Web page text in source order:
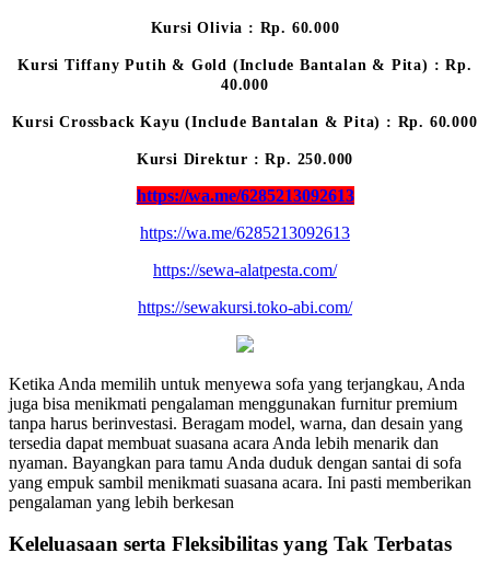
Kursi Olivia : Rp. 60.000
Kursi Tiffany Putih & Gold (Include Bantalan & Pita) : Rp.
40.000
Kursi Crossback Kayu (Include Bantalan & Pita) : Rp. 60.000
Kursi Direktur : Rp. 250.000
https://wa.me/6285213092613
https://wa.me/6285213092613
https://sewa-alatpesta.com/
https://sewakursi.toko-abi.com/
Ketika Anda memilih untuk menyewa sofa yang terjangkau, Anda
juga bisa menikmati pengalaman menggunakan furnitur premium
tanpa harus berinvestasi. Beragam model, warna, dan desain yang
tersedia dapat membuat suasana acara Anda lebih menarik dan
nyaman. Bayangkan para tamu Anda duduk dengan santai di sofa
yang empuk sambil menikmati suasana acara. Ini pasti memberikan
pengalaman yang lebih berkesan
Keleluasaan serta Fleksibilitas yang Tak Terbatas